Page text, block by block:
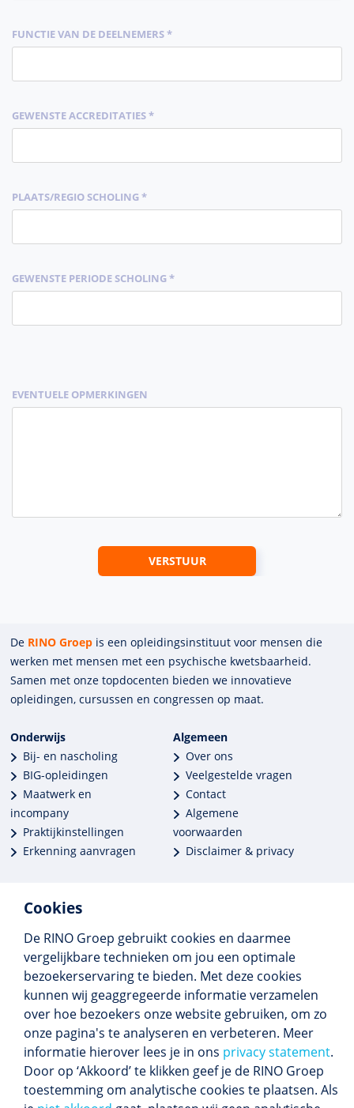
Cookies
De RINO Groep gebruikt cookies en daarmee
vergelijkbare technieken om jou een optimale
bezoekerservaring te bieden. Met deze cookies
kunnen wij geaggregeerde informatie verzamelen
over hoe bezoekers onze website gebruiken, om zo
onze pagina's te analyseren en verbeteren. Meer
informatie hierover lees je in ons privacy statement.
Door op ‘Akkoord’ te klikken geef je de RINO Groep
toestemming om analytische cookies te plaatsen. Als
FUNCTIE VAN DE DEELNEMERS *
GEWENSTE ACCREDITATIES *
PLAATS/REGIO SCHOLING *
GEWENSTE PERIODE SCHOLING *
EVENTUELE OPMERKINGEN
De RINO Groep is een opleidings­insti­tuut voor mensen die
werken met mensen met een psychische kwets­baar­heid.
Samen met onze top­docenten bieden we innova­tieve
opleidingen, cursussen en congres­sen op maat.
Onderwijs
Bij- en nascholing
BIG-opleidingen
Maatwerk en
incompany
Praktijkinstellingen
Erkenning aanvragen
Algemeen
Over ons
Veelgestelde vragen
Contact
Algemene
voorwaarden
Disclaimer & privacy
Meer dan 250 opleidingen
Alle BIG-opleidingen in huis
Cedeo-erkend en CRKBO-geregistreerd
Gemiddelde beoordeling 8,4
Volg ons
Blijf op de hoogte van het (nieuwe) scholings­